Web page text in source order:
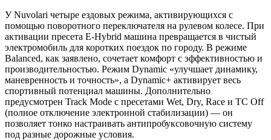
У Nuvolari четыре ездовых режима, активирующихся с
помощью поворотного переключателя на рулевом колесе. При
активации пресета E-Hybrid машина превращается в чистый
электромобиль для коротких поездок по городу. В режиме
Balanced, как заявлено, сочетает комфорт с эффективностью и
производительностью. Режим Dynamic «улучшает динамику,
маневренность и точность», а Dynamic+ активирует весь
спортивный потенциал машины. Дополнительно
предусмотрен Track Mode с пресетами Wet, Dry, Race и TC Off
(полное отключение электронной стабилизации) — он
позволяет тонко настраивать антипробуксовочную систему
под разные дорожные условия.